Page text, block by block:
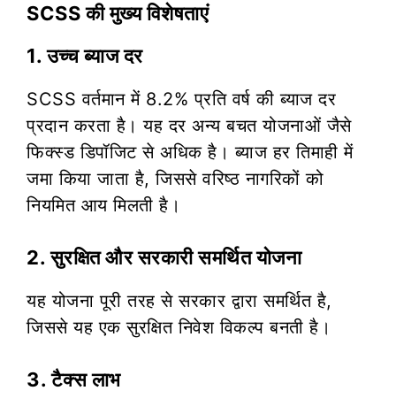
SCSS की मुख्य विशेषताएं
1. उच्च ब्याज दर
SCSS वर्तमान में 8.2% प्रति वर्ष की ब्याज दर
प्रदान करता है। यह दर अन्य बचत योजनाओं जैसे
फिक्स्ड डिपॉजिट से अधिक है। ब्याज हर तिमाही में
जमा किया जाता है, जिससे वरिष्ठ नागरिकों को
नियमित आय मिलती है।
2. सुरक्षित और सरकारी समर्थित योजना
यह योजना पूरी तरह से सरकार द्वारा समर्थित है,
जिससे यह एक सुरक्षित निवेश विकल्प बनती है।
3. टैक्स लाभ